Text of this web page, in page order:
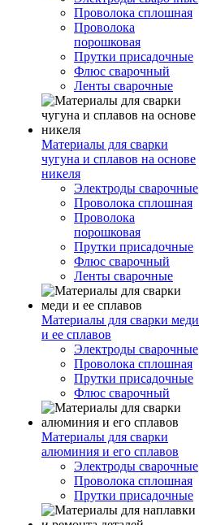
Проволока сплошная
Проволока
порошковая
Прутки присадочные
Флюс сварочный
Ленты сварочные
Материалы для сварки
чугуна и сплавов на основе
никеля
Электроды сварочные
Проволока сплошная
Проволока
порошковая
Прутки присадочные
Флюс сварочный
Ленты сварочные
Материалы для сварки меди
и ее сплавов
Электроды сварочные
Проволока сплошная
Прутки присадочные
Флюс сварочный
Материалы для сварки
алюминия и его сплавов
Электроды сварочные
Проволока сплошная
Прутки присадочные